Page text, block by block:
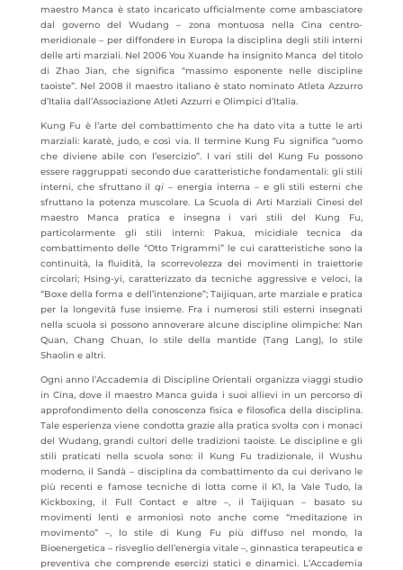
maestro Manca è stato incaricato ufficialmente come ambasciatore
dal governo del Wudang – zona montuosa nella Cina centro-
meridionale – per diffondere in Europa la disciplina degli stili interni
delle arti marziali. Nel 2006 You Xuande ha insignito Manca del titolo
di Zhao Jian, che significa “massimo esponente nelle discipline
taoiste”. Nel 2008 il maestro italiano è stato nominato Atleta Azzurro
d’Italia dall’Associazione Atleti Azzurri e Olimpici d’Italia.
Kung Fu è l’arte del combattimento che ha dato vita a tutte le arti
marziali: karatè, judo, e così via. Il termine Kung Fu significa “uomo
che diviene abile con l’esercizio”. I vari stili del Kung Fu possono
essere raggruppati secondo due caratteristiche fondamentali: gli stili
interni, che sfruttano ilqi – energia interna – e gli stili esterni che
sfruttano la potenza muscolare. La Scuola di Arti Marziali Cinesi del
maestro Manca pratica e insegna i vari stili del Kung Fu,
particolarmente gli stili interni: Pakua, micidiale tecnica da
combattimento delle “Otto Trigrammi” le cui caratteristiche sono la
continuità, la fluidità, la scorrevolezza dei movimenti in traiettorie
circolari; Hsing-yi, caratterizzato da tecniche aggressive e veloci, la
“Boxe della forma e dell’intenzione”; Taijiquan, arte marziale e pratica
per la longevità fuse insieme. Fra i numerosi stili esterni insegnati
nella scuola si possono annoverare alcune discipline olimpiche: Nan
Quan, Chang Chuan, lo stile della mantide (Tang Lang), lo stile
Shaolin e altri.
Ogni anno l’Accademia di Discipline Orientali organizza viaggi studio
in Cina, dove il maestro Manca guida i suoi allievi in un percorso di
approfondimento della conoscenza fisica e filosofica della disciplina.
Tale esperienza viene condotta grazie alla pratica svolta con i monaci
del Wudang, grandi cultori delle tradizioni taoiste. Le discipline e gli
stili praticati nella scuola sono: il Kung Fu tradizionale, il Wushu
moderno, il Sandà – disciplina da combattimento da cui derivano le
più recenti e famose tecniche di lotta come il K1, la Vale Tudo, la
Kickboxing, il Full Contact e altre –, il Taijiquan – basato su
movimenti lenti e armoniosi noto anche come “meditazione in
movimento” –, lo stile di Kung Fu più diffuso nel mondo, la
Bioenergetica – risveglio dell’energia vitale –, ginnastica terapeutica e
preventiva che comprende esercizi statici e dinamici. L’Accademia